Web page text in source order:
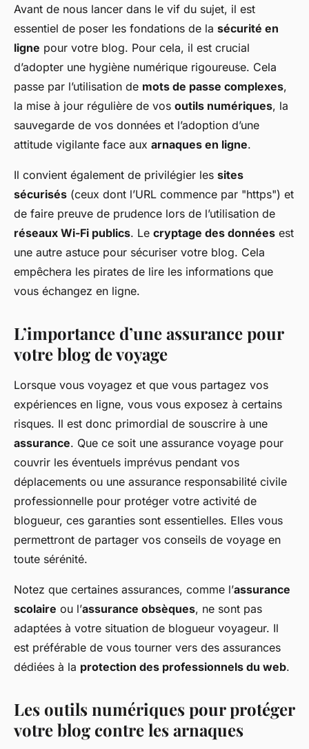
Avant de nous lancer dans le vif du sujet, il est
essentiel de poser les fondations de la sécurité en
ligne pour votre blog. Pour cela, il est crucial
d’adopter une hygiène numérique rigoureuse. Cela
passe par l’utilisation de mots de passe complexes,
la mise à jour régulière de vos outils numériques, la
sauvegarde de vos données et l’adoption d’une
attitude vigilante face aux arnaques en ligne.
Il convient également de privilégier les sites
sécurisés (ceux dont l’URL commence par "https") et
de faire preuve de prudence lors de l’utilisation de
réseaux Wi-Fi publics. Le cryptage des données est
une autre astuce pour sécuriser votre blog. Cela
empêchera les pirates de lire les informations que
vous échangez en ligne.
L’importance d’une assurance pour
votre blog de voyage
Lorsque vous voyagez et que vous partagez vos
expériences en ligne, vous vous exposez à certains
risques. Il est donc primordial de souscrire à une
assurance. Que ce soit une assurance voyage pour
couvrir les éventuels imprévus pendant vos
déplacements ou une assurance responsabilité civile
professionnelle pour protéger votre activité de
blogueur, ces garanties sont essentielles. Elles vous
permettront de partager vos conseils de voyage en
toute sérénité.
Notez que certaines assurances, comme l’assurance
scolaire ou l’assurance obsèques, ne sont pas
adaptées à votre situation de blogueur voyageur. Il
est préférable de vous tourner vers des assurances
dédiées à la protection des professionnels du web.
Les outils numériques pour protéger
votre blog contre les arnaques